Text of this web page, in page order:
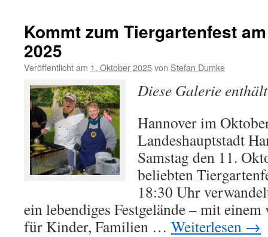
Pfanne
–
2025
Kommt zum Tiergartenfest
2025
Veröffentlicht am 1. Oktober 2025von Stefan Dumke
Diese Galerie
Hannover im
Landeshauptstadt
Samstag den 11.
beliebten
18:30 Uhr
ein lebendiges Festgelände – mit
für Kinder, Familien … Weiterlesen →